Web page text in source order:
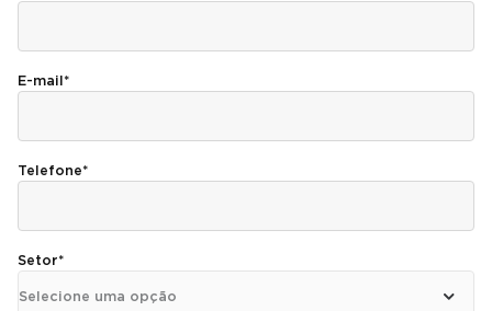
E-mail*
Telefone*
Setor*